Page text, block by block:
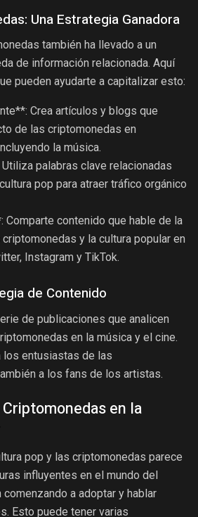
Una Estrategia Ganadora
también ha llevado a un
de información relacionada. Aquí
pueden ayudarte a capitalizar esto:
Crea artículos y blogs que
de las criptomonedas en
la música.
palabras clave relacionadas
pop para atraer tráfico orgánico
contenido que hable de la
y la cultura popular en
Instagram y TikTok.
de Contenido
de publicaciones que analicen
en la música y el cine.
los entusiastas de las
a los fans de los artistas.
en la
pop y las criptomonedas parece
influyentes en el mundo del
a adoptar y hablar
Esto puede tener varias